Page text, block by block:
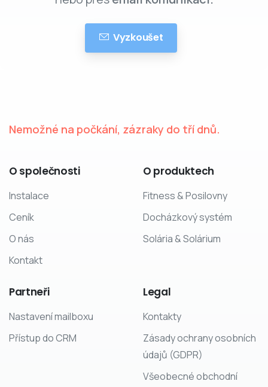
Vyzkoušet
Nemožné na počkání, zázraky do tří dnů.
O společnosti
Instalace
Ceník
O nás
Kontakt
O produktech
Fitness & Posilovny
Docházkový systém
Solária & Solárium
Partneři
Nastavení mailboxu
Přístup do CRM
Legal
Kontakty
Zásady ochrany osobních
údajů (GDPR)
Všeobecné obchodní